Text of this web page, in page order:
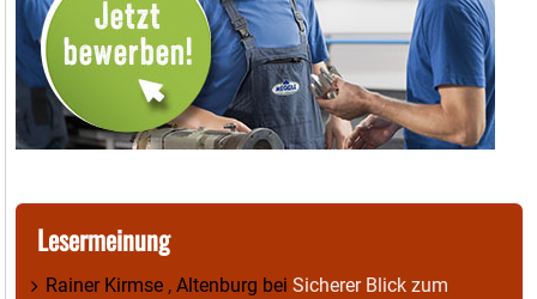
Lesermeinung
Rainer Kirmse , Altenburg bei Sicherer Blick zum